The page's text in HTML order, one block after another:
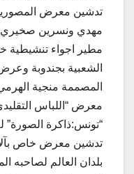
تدشين معرض المصورين
مهدي ونسرين صخيري
مطير اجواء تنشيطية
الشعبية بجندوبة وعرض
المصممة منجية
معرض “اللباس
“تونس:ذاكرة
تدشين معرض خاص
بلدان العالم لصاحبه